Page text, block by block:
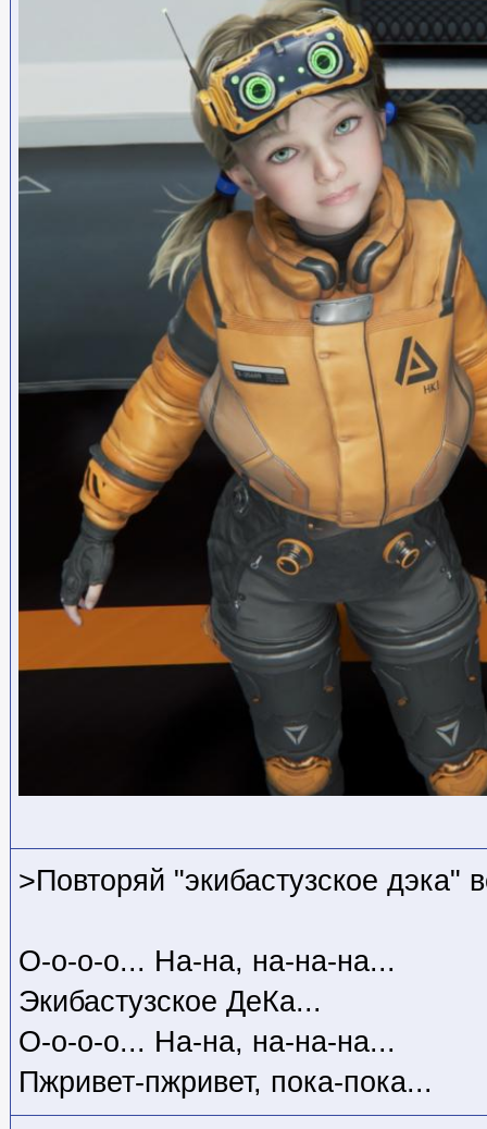
>Повторяй "экибастузское дэка"
О-о-о-о... На-на, на-на-на...
Экибастузское ДеКа...
О-о-о-о... На-на, на-на-на...
Пжривет-пжривет, пока-пока...